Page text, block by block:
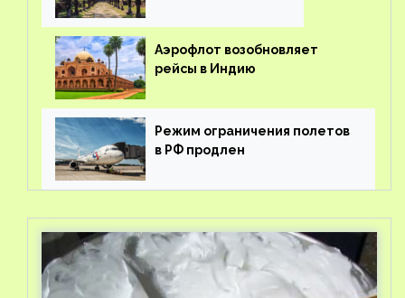
Аэрофлот возобновляет
рейсы в Индию
Режим ограничения полетов
в РФ продлен